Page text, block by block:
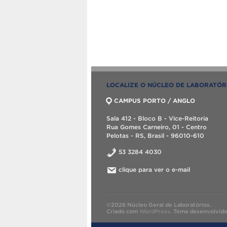
LOCALIZE O NÚCLEO DE
CAMPUS PORTO / ANGLO
Sala 412 - Bloco B - Vice-Reitoria
Rua Gomes Carneiro, 01 - Centro
Pelotas - RS, Brasil - 96010-610
53 3284 4030
clique para ver o e-mail
©2026 Núcleo Geral de Laboratórios.
Criado com WordPress. Tema